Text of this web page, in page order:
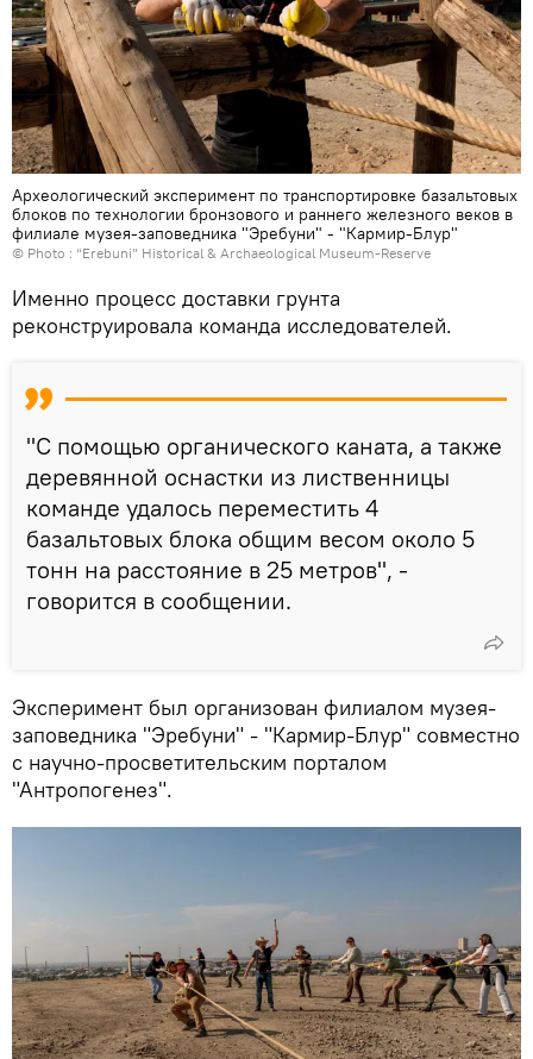
Археологический эксперимент по транспортировке базальтовых
блоков по технологии бронзового и раннего железного веков в
филиале музея-заповедника "Эребуни" - "Кармир-Блур"
© Photo : “Erebuni” Historical & Archaeological Museum-Reserve
Именно процесс доставки грунта
реконструировала команда исследователей.
"С помощью органического каната, а также
деревянной оснастки из лиственницы
команде удалось переместить 4
базальтовых блока общим весом около 5
тонн на расстояние в 25 метров", -
говорится в сообщении.
Эксперимент был организован филиалом музея-
заповедника "Эребуни" - "Кармир-Блур" совместно
с научно-просветительским порталом
"Антропогенез".